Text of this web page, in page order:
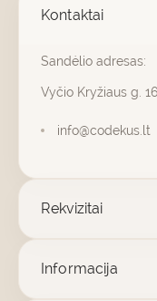
Kontaktai
Sandėlio adresas:
Vyčio Kryžiaus g.
info@codekus.lt
Rekvizitai
Informacija